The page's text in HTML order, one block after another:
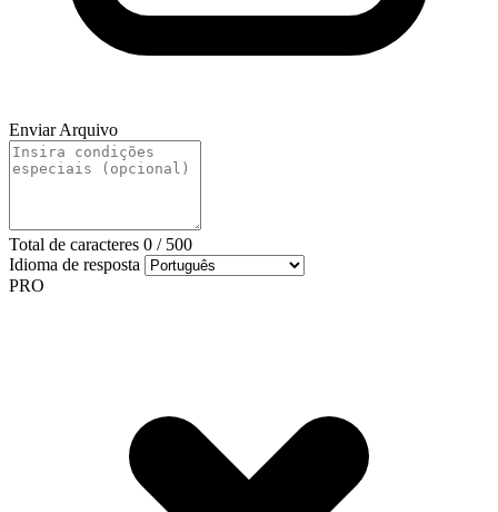
Enviar Arquivo
Total de caracteres 0 / 500
Idioma de resposta
PRO